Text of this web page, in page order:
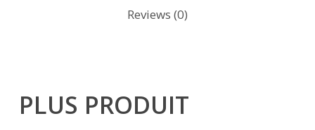
Reviews (0)
PLUS PRODUIT